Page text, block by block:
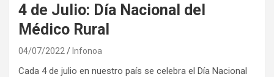
4 de Julio: Día Nacional del
Médico Rural
04/07/2022 Infonoa
Cada 4 de julio en nuestro país se celebra el Día Nacional